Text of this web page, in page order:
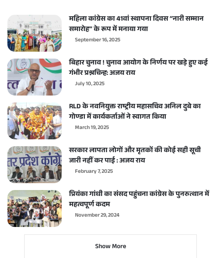
महिला कांग्रेस का 41वां स्थापना दिवस “नारी सम्मान
समारोह” के रूप में मनाया गया
September 16, 2025
बिहार चुनाव ! चुनाव आयोग के निर्णय पर खड़े हुए कई
गंभीर प्रश्नचिन्ह: अजय राय
July 10, 2025
RLD के नवनियुक्त राष्ट्रीय महासचिव अनिल दुबे का
गोण्डा में कार्यकर्ताओं ने स्वागत किया
March 19, 2025
सरकार लापता लोगों और मृतकों की कोई सही सूची
जारी नहीं कर पाई : अजय राय
February 7, 2025
प्रियंका गांधी का संसद पहुंचना कांग्रेस के पुनरुत्थान में
महत्वपूर्ण कदम
November 29, 2024
Show More